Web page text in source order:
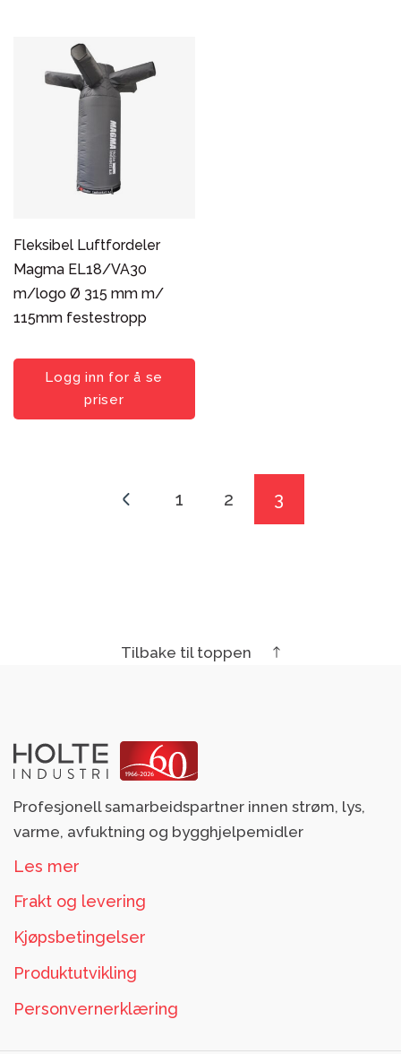
Fleksibel Luftfordeler
Magma EL18/VA30
m/logo Ø 315 mm m/
115mm festestropp
Logg inn for å se
priser
← 1 2 3
Tilbake til toppen
Profesjonell samarbeidspartner innen strøm, lys,
varme, avfuktning og bygghjelpemidler
Les mer
Frakt og levering
Kjøpsbetingelser
Produktutvikling
Personvernerklæring